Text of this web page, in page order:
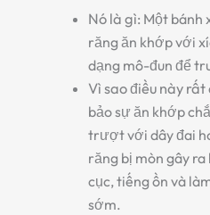
Nó là gì: Một bánh
răng ăn khớp với
dạng mô-đun để
Vì sao điều này
bảo sự ăn khớp
trượt với dây đai
răng bị mòn gây
cục, tiếng ồn và
sớm.